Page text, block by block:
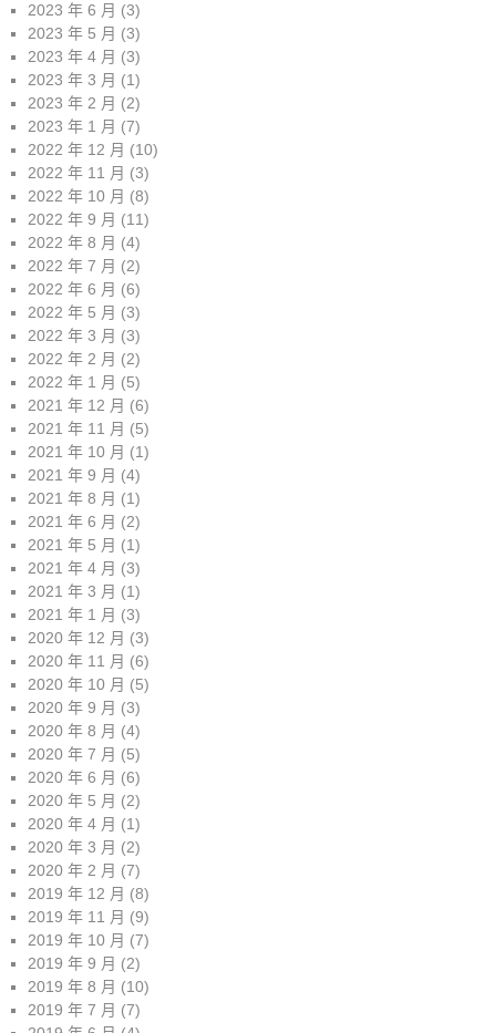
2023 年 6 月 (3)
2023 年 5 月 (3)
2023 年 4 月 (3)
2023 年 3 月 (1)
2023 年 2 月 (2)
2023 年 1 月 (7)
2022 年 12 月 (10)
2022 年 11 月 (3)
2022 年 10 月 (8)
2022 年 9 月 (11)
2022 年 8 月 (4)
2022 年 7 月 (2)
2022 年 6 月 (6)
2022 年 5 月 (3)
2022 年 3 月 (3)
2022 年 2 月 (2)
2022 年 1 月 (5)
2021 年 12 月 (6)
2021 年 11 月 (5)
2021 年 10 月 (1)
2021 年 9 月 (4)
2021 年 8 月 (1)
2021 年 6 月 (2)
2021 年 5 月 (1)
2021 年 4 月 (3)
2021 年 3 月 (1)
2021 年 1 月 (3)
2020 年 12 月 (3)
2020 年 11 月 (6)
2020 年 10 月 (5)
2020 年 9 月 (3)
2020 年 8 月 (4)
2020 年 7 月 (5)
2020 年 6 月 (6)
2020 年 5 月 (2)
2020 年 4 月 (1)
2020 年 3 月 (2)
2020 年 2 月 (7)
2019 年 12 月 (8)
2019 年 11 月 (9)
2019 年 10 月 (7)
2019 年 9 月 (2)
2019 年 8 月 (10)
2019 年 7 月 (7)